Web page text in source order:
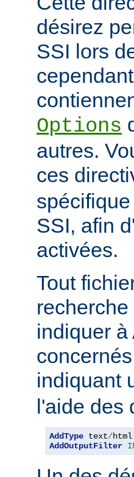
désirez
SSI lors
Options
autres.
ces
SSI, afin
activées.
Tout
indiquer
indiquant
l'aide des
AddType text/html
AddOutputFilter